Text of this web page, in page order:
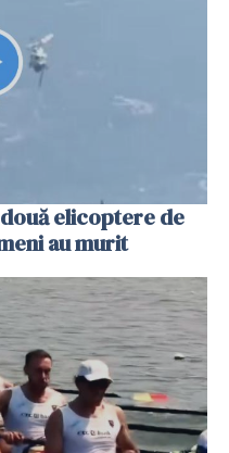
elicoptere de
au murit